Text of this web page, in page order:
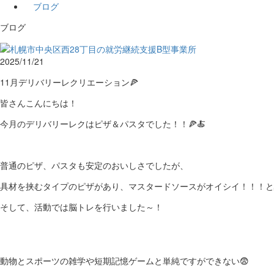
ブログ
ブログ
2025/11/21
11月デリバリーレクリエーション🍕
皆さんこんにちは！
今月のデリバリーレクはピザ＆パスタでした！！🍕🍝
普通のピザ、パスタも安定のおいしさでしたが、
具材を挟むタイプのピザがあり、マスタードソースがオイシイ！！！
そして、活動では脳トレを行いました～！
動物とスポーツの雑学や短期記憶ゲームと単純ですができない😨